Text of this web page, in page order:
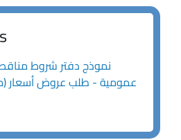
عمومية - طلب عروض أسعار